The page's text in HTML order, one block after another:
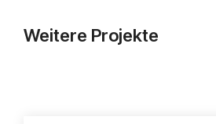
Weitere Projekte